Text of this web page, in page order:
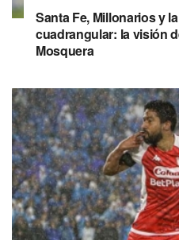
Santa Fe, Millonarios y
cuadrangular: la visión
Mosquera